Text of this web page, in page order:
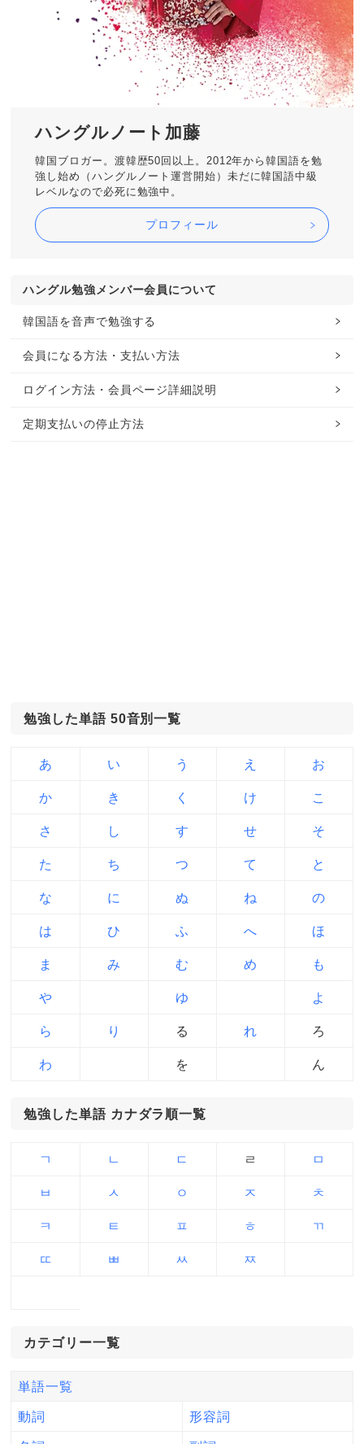
ハングルノート加藤
韓国ブロガー。渡韓歴50回以上。2012年から韓国語を勉
強し始め（ハングルノート運営開始）未だに韓国語中級
レベルなので必死に勉強中。
プロフィール
ハングル勉強メンバー会員について
韓国語を音声で勉強する
会員になる方法・支払い方法
ログイン方法・会員ページ詳細説明
定期支払いの停止方法
勉強した単語 50音別一覧
あ い う え お
か き く け こ
さ し す せ そ
た ち つ て と
な に ぬ ね の
は ひ ふ へ ほ
ま み む め も
や ゆ よ
ら り る れ ろ
わ を ん
勉強した単語 カナダラ順一覧
ㄱ ㄴ ㄷ ㄹ ㅁ
ㅂ ㅅ ㅇ ㅈ ㅊ
ㅋ ㅌ ㅍ ㅎ ㄲ
ㄸ ㅃ ㅆ ㅉ
カテゴリー一覧
単語一覧
動詞 形容詞